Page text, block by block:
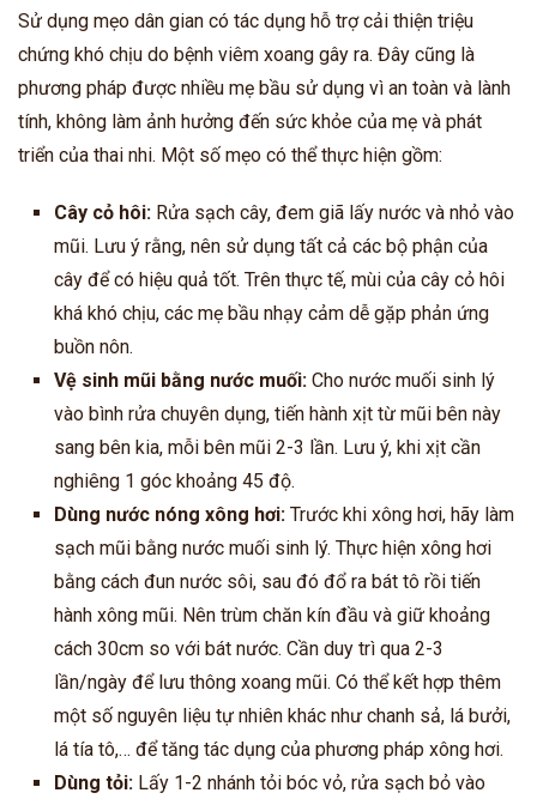
Sử dụng mẹo dân gian có tác dụng hỗ trợ cải thiện triệu
chứng khó chịu do bệnh viêm xoang gây ra. Đây cũng là
phương pháp được nhiều mẹ bầu sử dụng vì an toàn và lành
tính, không làm ảnh hưởng đến sức khỏe của mẹ và phát
triển của thai nhi. Một số mẹo có thể thực hiện gồm:
Cây cỏ hôi: Rửa sạch cây, đem giã lấy nước và nhỏ vào
mũi. Lưu ý rằng, nên sử dụng tất cả các bộ phận của
cây để có hiệu quả tốt. Trên thực tế, mùi của cây cỏ hôi
khá khó chịu, các mẹ bầu nhạy cảm dễ gặp phản ứng
buồn nôn.
Vệ sinh mũi bằng nước muối: Cho nước muối sinh lý
vào bình rửa chuyên dụng, tiến hành xịt từ mũi bên này
sang bên kia, mỗi bên mũi 2-3 lần. Lưu ý, khi xịt cần
nghiêng 1 góc khoảng 45 độ.
Dùng nước nóng xông hơi: Trước khi xông hơi, hãy làm
sạch mũi bằng nước muối sinh lý. Thực hiện xông hơi
bằng cách đun nước sôi, sau đó đổ ra bát tô rồi tiến
hành xông mũi. Nên trùm chăn kín đầu và giữ khoảng
cách 30cm so với bát nước. Cần duy trì qua 2-3
lần/ngày để lưu thông xoang mũi. Có thể kết hợp thêm
một số nguyên liệu tự nhiên khác như chanh sả, lá bưởi,
lá tía tô,… để tăng tác dụng của phương pháp xông hơi.
Dùng tỏi: Lấy 1-2 nhánh tỏi bóc vỏ, rửa sạch bỏ vào